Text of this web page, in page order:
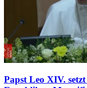
Papst Leo XIV.